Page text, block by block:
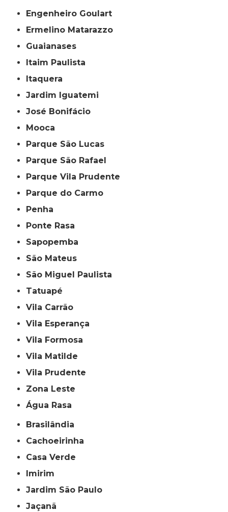
Engenheiro Goulart
Ermelino Matarazzo
Guaianases
Itaim Paulista
Itaquera
Jardim Iguatemi
José Bonifácio
Mooca
Parque São Lucas
Parque São Rafael
Parque Vila Prudente
Parque do Carmo
Penha
Ponte Rasa
Sapopemba
São Mateus
São Miguel Paulista
Tatuapé
Vila Carrão
Vila Esperança
Vila Formosa
Vila Matilde
Vila Prudente
Zona Leste
Água Rasa
Brasilândia
Cachoeirinha
Casa Verde
Imirim
Jardim São Paulo
Jaçanã